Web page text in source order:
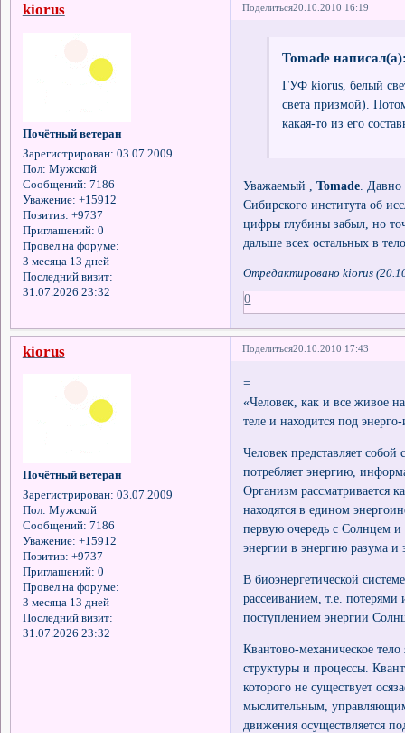
Поделиться20.10.2010 16:19
kiorus
Почётный ветеран
Зарегистрирован: 03.07.2009
Пол: Мужской
Сообщений: 7186
Уважение: +15912
Позитив: +9737
Приглашений: 0
Провел на форуме:
3 месяца 13 дней
Последний визит:
31.07.2026 23:32
Tomade
ГУФ kiorus, белый
света призмой).
какая-то из его
Уважаемый ,Tomade .
Сибирского института об
цифры глубины забыл, но
дальше всех остальных в
Отредактировано kiorus
0
Поделиться20.10.2010 17:43
kiorus
Почётный ветеран
Зарегистрирован: 03.07.2009
Пол: Мужской
Сообщений: 7186
Уважение: +15912
Позитив: +9737
Приглашений: 0
Провел на форуме:
3 месяца 13 дней
Последний визит:
31.07.2026 23:32
=
«Человек, как и все живое
теле и находится под
Человек представляет
потребляет энергию,
Организм рассматривается
находятся в едином
первую очередь с Солнцем и
энергии в энергию разума
В биоэнергетической
рассеиванием, т.е. потерями
поступлением энергии
Квантово-механическое
структуры и процессы.
которого не существует
мыслительным,
движения осуществляется